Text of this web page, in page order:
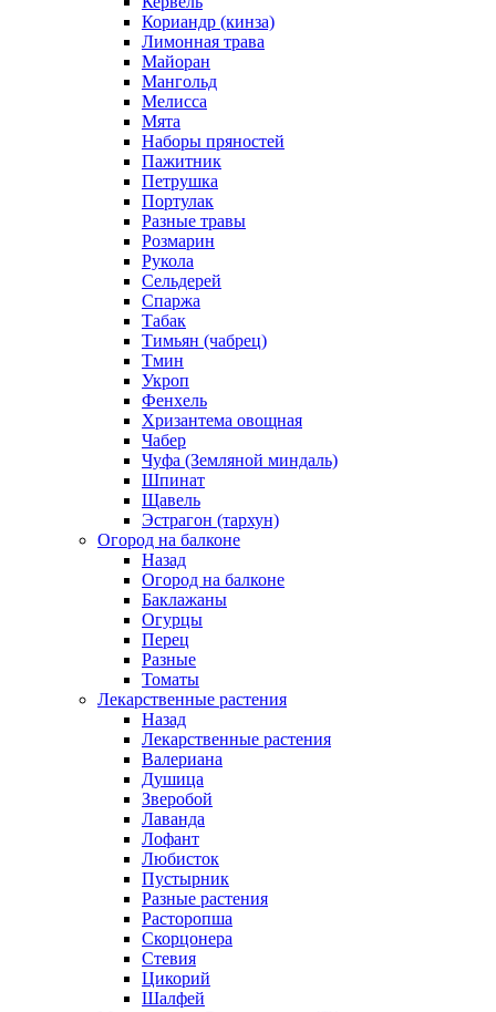
Кориандр (кинза)
Лимонная трава
Майоран
Мангольд
Мелисса
Мята
Наборы пряностей
Пажитник
Петрушка
Портулак
Разные травы
Розмарин
Рукола
Сельдерей
Спаржа
Табак
Тимьян (чабрец)
Тмин
Укроп
Фенхель
Хризантема овощная
Чабер
Чуфа (Земляной миндаль)
Шпинат
Щавель
Эстрагон (тархун)
Огород на балконе
Назад
Огород на балконе
Баклажаны
Огурцы
Перец
Разные
Томаты
Лекарственные растения
Назад
Лекарственные растения
Валериана
Душица
Зверобой
Лаванда
Лофант
Любисток
Пустырник
Разные растения
Расторопша
Скорцонера
Стевия
Цикорий
Шалфей